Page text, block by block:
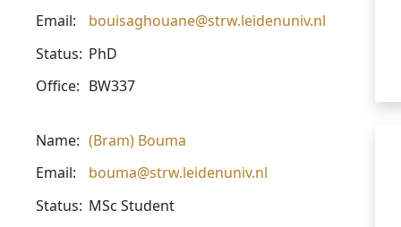
Email:
bouisaghouane@strw.leidenuniv.nl
Status: PhD
Office: BW337
Name: (Bram) Bouma
Email:
bouma@strw.leidenuniv.nl
Status: MSc Student